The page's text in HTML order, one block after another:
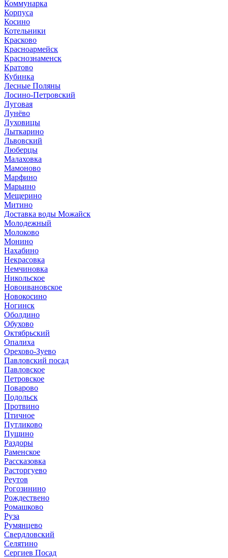
Коммунарка
Корпуса
Косино
Котельники
Красково
Красноармейск
Краснознаменск
Кратово
Кубинка
Лесные Поляны
Лосино-Петровский
Луговая
Лунёво
Луховицы
Лыткарино
Львовский
Люберцы
Малаховка
Мамоново
Марфино
Марьино
Мещерино
Митино
Доставка воды Можайск
Молодежный
Молоково
Монино
Нахабино
Некрасовка
Немчиновка
Никольское
Новоивановское
Новокосино
Ногинск
Оболдино
Обухово
Октябрьский
Опалиха
Орехово-Зуево
Павловский посад
Павловское
Петровское
Поварово
Подольск
Протвино
Птичное
Путликово
Пущино
Раздоры
Раменское
Рассказовка
Расторгуево
Реутов
Рогозинино
Рождествено
Ромашково
Руза
Румянцево
Свердловский
Селятино
Сергиев Посад